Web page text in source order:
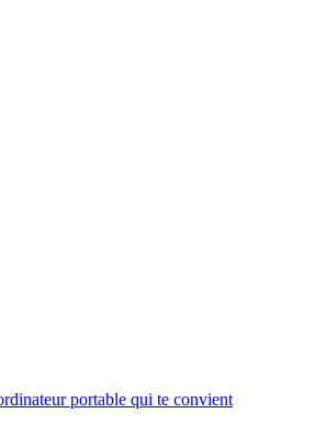
portable qui te convient